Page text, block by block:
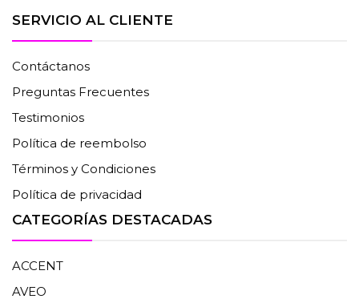
SERVICIO AL CLIENTE
Contáctanos
Preguntas Frecuentes
Testimonios
Política de reembolso
Términos y Condiciones
Política de privacidad
CATEGORÍAS DESTACADAS
ACCENT
AVEO